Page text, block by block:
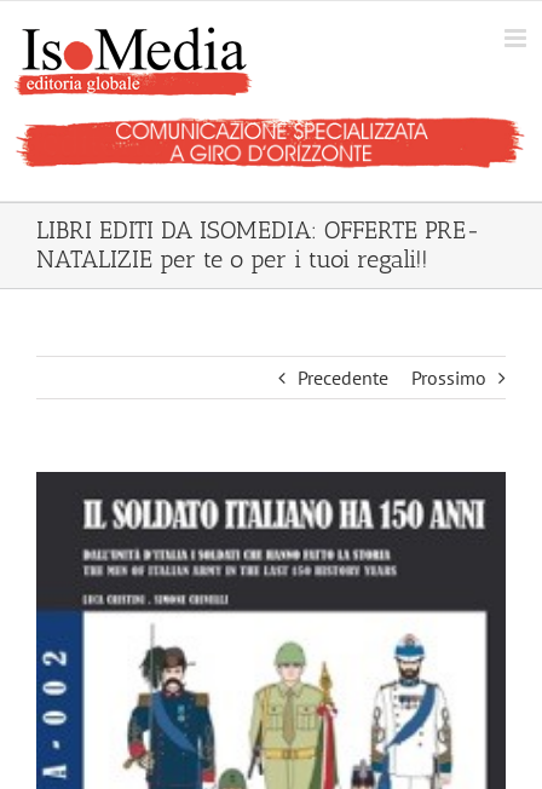
contenuto
LIBRI EDITI DA ISOMEDIA: OFFERTE PRE-
NATALIZIE per te o per i tuoi regali!!
Precedente Prossimo
immagine